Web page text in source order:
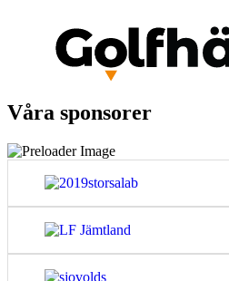
Våra sponsorer